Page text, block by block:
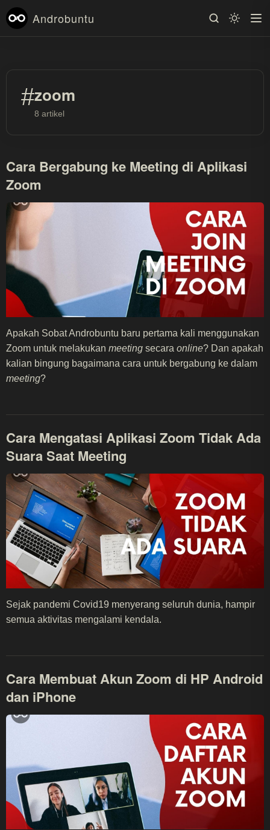
Androbuntu
#zoom
8 artikel
Cara Bergabung ke Meeting di Aplikasi
Zoom
Apakah Sobat Androbuntu baru pertama kali menggunakan
Zoom untuk melakukan meeting secara online? Dan apakah
kalian bingung bagaimana cara untuk bergabung ke dalam
meeting?
Cara Mengatasi Aplikasi Zoom Tidak Ada
Suara Saat Meeting
Sejak pandemi Covid19 menyerang seluruh dunia, hampir
semua aktivitas mengalami kendala.
Cara Membuat Akun Zoom di HP Android
dan iPhone